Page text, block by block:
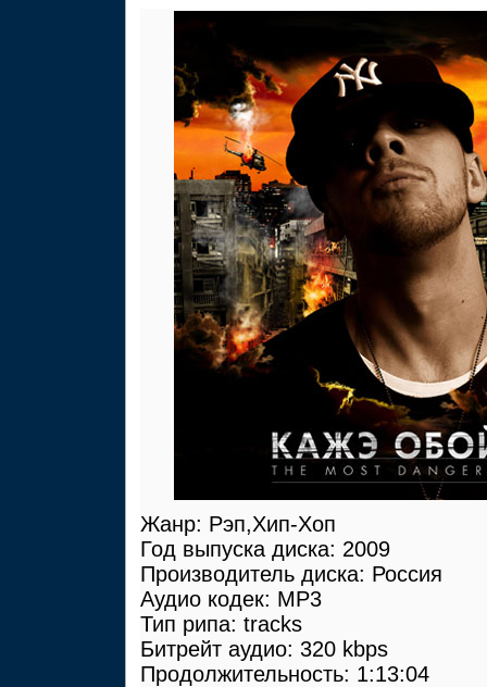
Жанр: Рэп,Хип-Хоп
Год выпуска диска: 2009
Производитель диска: Россия
Аудио кодек: MP3
Тип рипа: tracks
Битрейт аудио: 320 kbps
Продолжительность: 1:13:04